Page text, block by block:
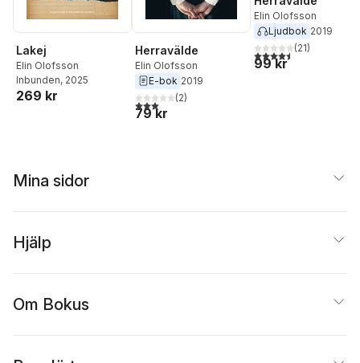
Lakej
Elin Olofsson
Inbunden, 2025
269 kr
Herravälde
Elin Olofsson
E-bok 2019
3,0utav 5 stjärnor. Totalt antal röster:
(2)
79 kr
Elin Olofsson
Ljudbok 2019
4,5utav 5 stjärnor.
(21)
99 kr
Mina sidor
Hjälp
Om Bokus